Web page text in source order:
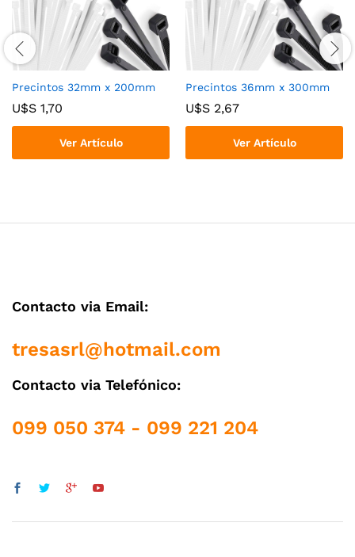
Precintos 32mm x 200mm
U$S 1,70
Ver Artículo
Precintos 36mm x 300mm
U$S 2,67
Ver Artículo
Contacto via Email:
tresasrl@hotmail.com
Contacto via Telefónico:
099 050 374 - 099 221 204